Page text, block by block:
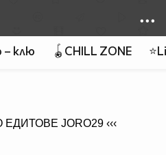
– клю 🪀CHILL ZONE
ЕДИТОВЕ JORO29 ‹‹‹